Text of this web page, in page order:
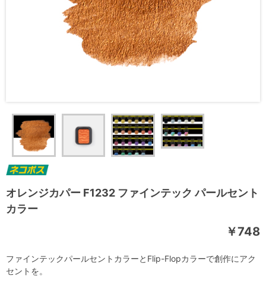
オレンジカパー F1232 ファインテック パールセント
カラー
￥748
ファインテックパールセントカラーとFlip-Flopカラーで創作にアク
セントを。